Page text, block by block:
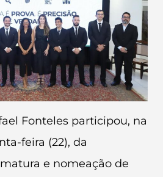
Fonteles participou, na
feira (22), da
e nomeação de